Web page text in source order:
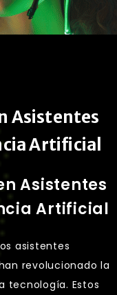
Asistentes
Artificial
Asistentes
Artificial
asistentes
revolucionado la
tecnología. Estos